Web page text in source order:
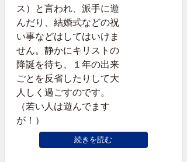
ス）と言われ、派手に遊
んだり、結婚式などの祝
い事などはしてはいけま
せん。静かにキリストの
降誕を待ち、１年の出来
ごとを反省したりして大
人しく過ごすのです。
（若い人は遊んでます
が！）
続きを読む